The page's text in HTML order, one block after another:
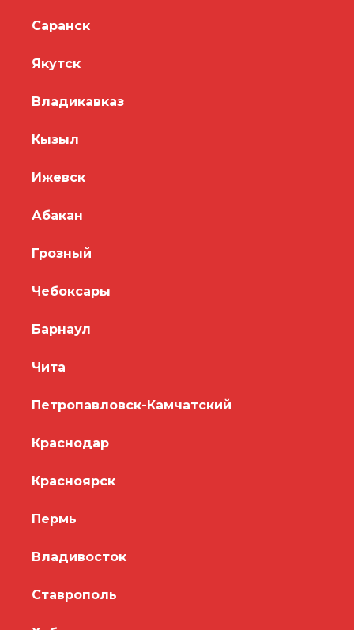
Саранск
Якутск
Владикавказ
Кызыл
Ижевск
Абакан
Грозный
Чебоксары
Барнаул
Чита
Петропавловск-Камчатский
Краснодар
Красноярск
Пермь
Владивосток
Ставрополь